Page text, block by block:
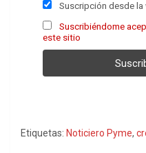
Suscripción desde la
Suscribiéndome
este sitio
Etiquetas: Noticiero Pyme,